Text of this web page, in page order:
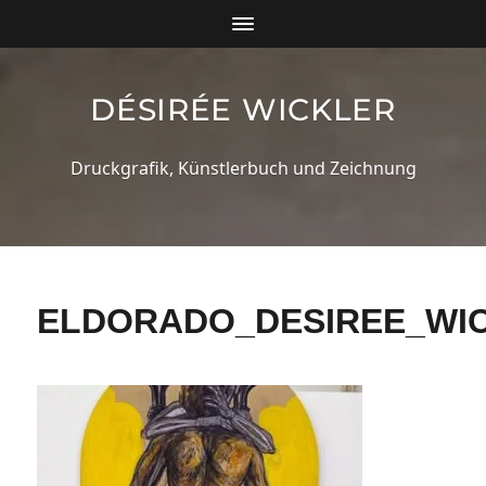
DÉSIRÉE WICKLER
Druckgrafik, Künstlerbuch und Zeichnung